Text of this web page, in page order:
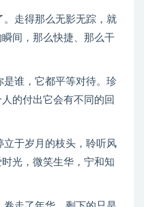
走得那么无影无踪，就
间，那么快捷、那么干
谁，它都平等对待。珍
的付出它会有不同的回
于岁月的枝头，聆听风
光，微笑生华，宁和知